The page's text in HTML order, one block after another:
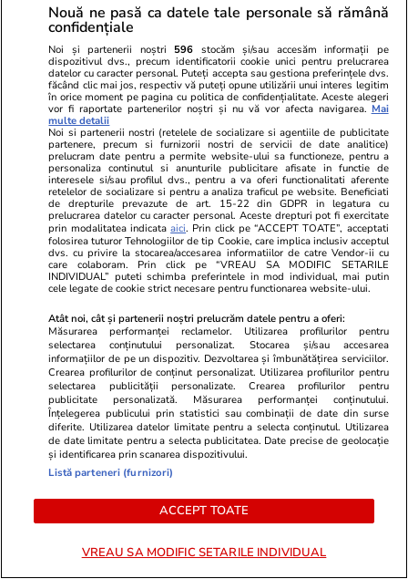
ȘTIRI ROMÂNIA
Politică 20 iul.
Ce este Platforma
Conservatoare, alternativa
liderilor PNL care se opun
ideilor lui Ilie Bolojan: „În
momente de criză,
responsabilitatea politică
impune compromisuri în
interesul țării”
Sorin Grindeanu a anunțat cum
votează PSD proiectele
restante din PNRR. Ce se
întâmplă cu noua lege a
salarizării și cu Codul
Urbanismului
PARTENERI
Nouă ne pasă ca datele tale personale să rămână
confidențiale
Noi și partenerii noștri 596 stocăm și/sau accesăm informații pe
dispozitivul dvs., precum identificatorii cookie unici pentru prelucrarea
datelor cu caracter personal. Puteți accepta sau gestiona preferințele dvs.
făcând clic mai jos, respectiv vă puteți opune utilizării unui interes legitim
în orice moment pe pagina cu politica de confidențialitate. Aceste alegeri
vor fi raportate partenerilor noștri și nu vă vor afecta navigarea. Mai
multe detalii
Noi si partenerii nostri (retelele de socializare si agentiile de publicitate
partenere, precum si furnizorii nostri de servicii de date analitice)
prelucram date pentru a permite website-ului sa functioneze, pentru a
personaliza continutul si anunturile publicitare afisate in functie de
interesele si/sau profilul dvs., pentru a va oferi functionalitati aferente
retelelor de socializare si pentru a analiza traficul pe website. Beneficiati
de drepturile prevazute de art. 15-22 din GDPR in legatura cu
prelucrarea datelor cu caracter personal. Aceste drepturi pot fi exercitate
prin modalitatea indicataaici. Prin click pe “ACCEPT TOATE”, acceptati
folosirea tuturor Tehnologiilor de tip Cookie, care implica inclusiv acceptul
dvs. cu privire la stocarea/accesarea informatiilor de catre Vendor-ii cu
care colaboram. Prin click pe “VREAU SA MODIFIC SETARILE
INDIVIDUAL” puteti schimba preferintele in mod individual, mai putin
cele legate de cookie strict necesare pentru functionarea website-ului.
Atât noi, cât și partenerii noștri prelucrăm datele pentru a oferi:
Măsurarea performanței reclamelor. Utilizarea profilurilor pentru
selectarea conținutului personalizat. Stocarea și/sau accesarea
informațiilor de pe un dispozitiv. Dezvoltarea și îmbunătățirea serviciilor.
Crearea profilurilor de conținut personalizat. Utilizarea profilurilor pentru
selectarea publicității personalizate. Crearea profilurilor pentru
publicitate personalizată. Măsurarea performanței conținutului.
Înțelegerea publicului prin statistici sau combinații de date din surse
diferite. Utilizarea datelor limitate pentru a selecta conținutul. Utilizarea
de date limitate pentru a selecta publicitatea. Date precise de geolocație
și identificarea prin scanarea dispozitivului.
Listă parteneri (furnizori)
ACCEPT TOATE
VREAU SA MODIFIC SETARILE INDIVIDUAL